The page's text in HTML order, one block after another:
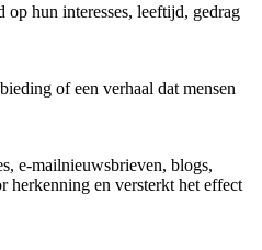
hun interesses, leeftijd, gedrag
of een verhaal dat mensen
e-mailnieuwsbrieven, blogs,
herkenning en versterkt het effect